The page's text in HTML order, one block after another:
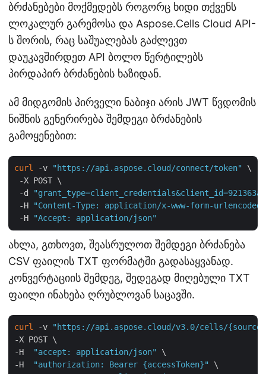
ბრძანებები მოქმედებს როგორც ხიდი თქვენს
ლოკალურ გარემოსა და Aspose.Cells Cloud API-
ს შორის, რაც საშუალებას გაძლევთ
დაუკავშირდეთ API ბოლო წერტილებს
პირდაპირ ბრძანების ხაზიდან.
ამ მიდგომის პირველი ნაბიჯი არის JWT წვდომის
ნიშნის გენერირება შემდეგი ბრძანების
გამოყენებით:
curl -v "https://api.aspose.cloud/connect/token"
\
-X POST \
-d
"grant_type=client_credentials&client_id=921363a8-
-H
"Content-Type: application/x-www-form-urlencoded"
-H
"Accept: application/json"
ახლა, გთხოვთ, შეასრულოთ შემდეგი ბრძანება
CSV ფაილის TXT ფორმატში გადასაყვანად.
კონვერტაციის შემდეგ, შედეგად მიღებული TXT
ფაილი ინახება ღრუბლოვან საცავში.
curl -v
"https://api.aspose.cloud/v3.0/cells/
-X POST \
-H
"accept: application/json"
\
-H
"authorization: Bearer {accessToken}"
\